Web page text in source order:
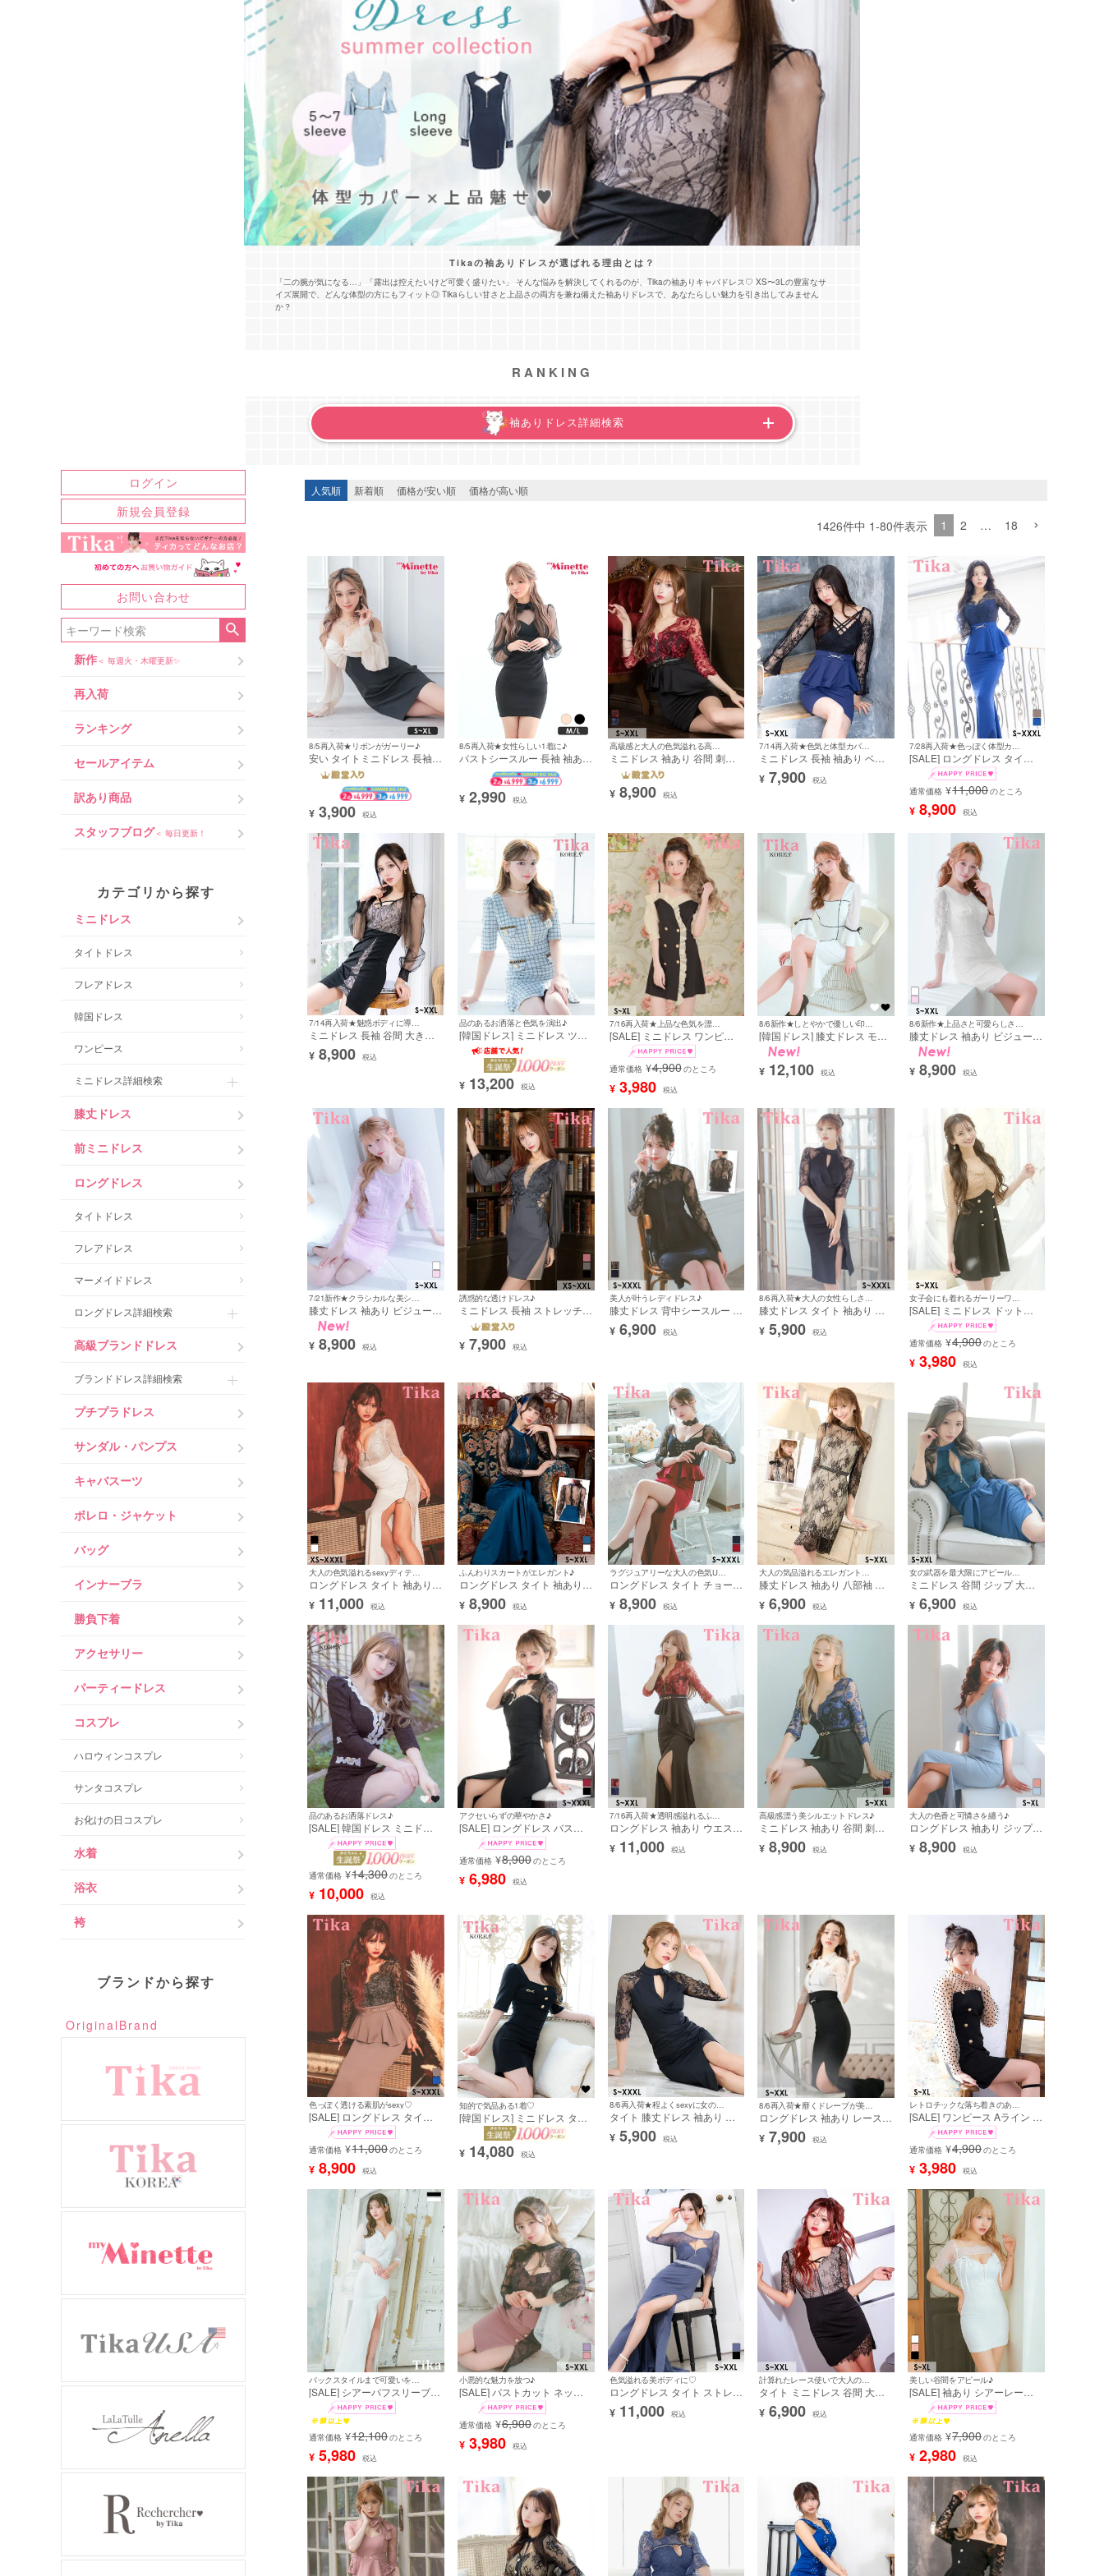
Tikaの袖ありドレスが選ばれる理由とは？
「二の腕が気になる…」「露出は控えたいけど可愛く盛りたい」 そんな悩みを解決してくれるのが、Tikaの袖ありキャバドレス♡ XS〜3Lの豊富なサ
イズ展開で、どんな体型の方にもフィット◎ Tikaらしい甘さと上品さの両方を兼ね備えた袖ありドレスで、あなたらしい魅力を引き出してみません
か？
RANKING
袖ありドレス詳細検索
袖ありドレス
BRAND
他のブランドを選ぶ
〜
ALL
モノトーン ホワイト ブラック
ネイビー ピンク ベージュ レッド
ワインレッド ブルー イエロー
XSサイズ Sサイズ Mサイズ Lサイズ XLサイズ XXLサイズ以上
殿堂入り 新作 再入荷 セール
予約商品
在庫ありのみ
在庫なし商品も表示
この条件で探す
ログイン
新規会員登録
お問い合わせ
新作＜ 毎週火・木曜更新✨
再入荷
ランキング
セールアイテム
訳あり商品
スタッフブログ＜ 毎日更新！
カテゴリから探す
ミニドレス
タイトドレス
フレアドレス
韓国ドレス
ワンピース
ミニドレス詳細検索
膝丈ドレス
前ミニドレス
ロングドレス
タイトドレス
フレアドレス
マーメイドドレス
ロングドレス詳細検索
高級ブランドドレス
ブランドドレス詳細検索
プチプラドレス
サンダル・パンプス
キャバスーツ
ボレロ・ジャケット
バッグ
インナーブラ
勝負下着
アクセサリー
パーティードレス
コスプレ
ハロウィンコスプレ
サンタコスプレ
お化けの日コスプレ
水着
浴衣
袴
ブランドから探す
OriginalBrand
人気順 新着順 価格が安い順 価格が高い順
1426件中 1-80件表示 1 2 … 18
8/5再入荷★リボンがガーリー♪
安い タイトミニドレス 長袖
谷間 大人 肩出し 二の腕カバ
ー シフォン袖 バストリボン
(せいせい着用)
¥ 3,900 税込
8/5再入荷★女性らしい1着に♪
バストシースルー 長袖 袖あり
襟付き ハートカットレース パ
フスリーブ 谷間魅せ タイトミ
ニドレス (今井アンジェリカ
着用)
¥ 2,990 税込
高級感と大人の色気溢れる高見えドレス♪
ミニドレス 袖あり 谷間 刺繍
シアーレース バストジップ ア
シメペプラム ウエストベルト
XXL 大きいサイズ タイト ミ
ニドレス (浦西ひかる着用) [tk-
¥ 8,900 税込
ミニドレス 長袖 袖あり ベル
スリーブ ブラックレース ペプ
ラム 谷間 ダブルクロスネック
(黒嵜菜々子着用) [tk-
md1280m-h]
¥ 7,900 税込
[SALE] ロングドレス タイト
長袖 袖あり ペプラム ストレ
ッチ レース セクシー 谷間 ス
リット くびれ ベルト付き 大
人 上品 お腹カバー 二の腕カ
バー 高身長 ブルー 青 4L
通常価格 ¥11,000のところ
¥ 8,900 税込
ミニドレス 長袖 谷間 大きい
サイズ 大人 レース ストレッ
チ ジップ シアースリーブ タ
¥ 8,900 税込
品のあるお洒落と色気を演出♪
[韓国ドレス] ミニドレス ツイ
ード チェック柄 チェーンボタ
ン 袖あり 五分袖 バストジッ
プ ウエストカット 裾フリル
タイト キャバドレス (黒崎み
さ着用) [tk-mdk139]
¥ 13,200 税込
7/16再入荷★上品な色気を漂わせるレトロガーリードレス♪
[SALE] ミニドレス ワンピー
ス 肩出し 二の腕カバー 胸元
フリル ダブルボタン フレア
胸元カバー 袖あり 五分袖 XL
フレア キャバドレス (愛沢え
みり着用) [tk-md6918]
通常価格 ¥4,900のところ
¥ 3,980 税込
[韓国ドレス] 膝丈ドレス モノ
トーン パフスリーブ 袖あり
七分袖 スリット お呼ばれ タ
イト キャバドレス (雨宮由乙
花着用) [tk-mdk042b]
¥ 12,100 税込
膝丈ドレス 袖あり ビジュー
総レース フェイクポケット 同
伴 胸元カバー 高身長 大人 上
品 下着のまま 高身長 XL XXL
白 タイト キャバドレス (雨宮
¥ 8,900 税込
膝丈ドレス 袖あり ビジュー
総レース フェイクポケット 同
伴 胸元カバー 高身長 大人 上
品 下着のまま 高身長 XL XXL
ラベンダー タイト キャバドレ
¥ 8,900 税込
誘惑的な透けドレス♪
ミニドレス 長袖 ストレッチ
セクシー 谷間 ヌーディーシア
ー フラワー刺繍 胸元ビジュー
くびれレースアップ 大きいサ
イズ グレー タイト XXL XSあ
¥ 7,900 税込
美人が叶うレディドレス♪
膝丈ドレス 背中シースルー 長
袖 袖あり ペプラム ネックリ
ボン レース 同伴 お腹カバー
¥ 6,900 税込
膝丈ドレス タイト 袖あり ス
トレッチ ワンピース レース
セクシー スリット 同伴 ワン
¥ 5,900 税込
[SALE] ミニドレス ドット柄
シアー 袖あり ワンピース パ
フスリーブ XXL Aライン キャ
バドレス (愛沢えみり着用) [tk-
md622]
通常価格 ¥4,900のところ
¥ 3,980 税込
ロングドレス タイト 袖あり
ストレッチ ワンピース ジップ
レース セクシー 谷間 スリッ
ラー 白 XSあり XL XXL 4L 大
きいサイズ クロスネック キャ
バドレス (横田未来着用) [tk-
ld260201a]
¥ 11,000 税込
ふんわりスカートがエレガント♪
ロングドレス タイト 袖あり
ストレッチ ジップ レース セ
クシー 谷間 シースルー バッ
ボン 二の腕カバー 黒 白 ブル
ー XL XXL 大きいサイズ キャ
バドレス (ゆりにゃ着用) [tk-
ld244709l-h]
¥ 8,900 税込
ラグジュアリーな大人の色気UP♪
ロングドレス タイト チョーカ
ー付き レース 袖あり 七分袖
レースアップ バイカラー ペプ
黒 大きいサイズ XL XXL キャ
バドレス (黒嵜菜々子着用) [tk-
¥ 8,900 税込
膝丈ドレス 袖あり 八部袖 ヌ
ーディーフラワー 総レース バ
ックリボン XL ベージュ タイ
着用) [tk-md1812002]
¥ 6,900 税込
女の武器を最大限にアピールできる♪
ミニドレス 谷間 ジップ 大き
いサイズ レース スリット 背
中魅せ ハイネック 袖あり 七
バストジップ XL XXL ブルー
キャバドレス (みゆう着用) [tk-
¥ 6,900 税込
品のあるお洒落ドレス♪
[SALE] 韓国ドレス ミニドレ
ス 袖あり パイピング モノト
ーン ニット ストレッチ タイ
ト 黒 キャバドレス (黒崎みさ
着用) [tk-mdk889-907a]
通常価格 ¥14,300のところ
¥ 10,000 税込
アクセいらずの華やかさ♪
[SALE] ロングドレス バスト
カット ビジュー 袖あり 五分
袖 スリット 黒 ブラック
XXXL 大きいサイズ タイトキ
ャバドレス (門りょう着用) [tk-
ld801146]
通常価格 ¥8,900のところ
¥ 6,980 税込
ロングドレス 袖あり ウエスト
ベルト付き バストジップ シア
ーフラワー刺繍 アシメぺプラ
¥ 11,000 税込
高級感漂う美シルエットドレス♪
ミニドレス 袖あり 谷間 刺繍
シアーレース バストジップ ア
シメペプラム ウエストベルト
¥ 8,900 税込
大人の色香と可憐さを纏う♪
ロングドレス 袖あり ジップ
谷間 レース スリット ストレ
ッチ ベルト付き ベルスリーブ
¥ 8,900 税込
色っぽく透ける素肌がsexy♡
[SALE] ロングドレス タイト
長袖 袖あり ペプラム ストレ
ッチ レース セクシー 谷間 ス
リット くびれ ベルト付き 大
人 上品 お腹カバー 二の腕カ
バー 高身長 ベージュ 4L
通常価格 ¥11,000のところ
¥ 8,900 税込
知的で気品ある1着♡
[韓国ドレス] ミニドレス タイ
ト 袖あり パフスリーブ スク
エアネック ゴールドチェーン
フロントボタン ストレッチ ラ
ップ 黒 ブラック キャバドレ
mdk7062a]
¥ 14,080 税込
8/6再入荷★程よくsexyに女の武器をアピール♪
タイト 膝丈ドレス 袖あり 谷
間 大きいサイズ シンプル レ
ース 大人 スリット 上品 ハイ
¥ 5,900 税込
ロングドレス 袖あり レース
大人 モノトーン 五分袖 スリ
ット 胸元カバー ハイネックリ
¥ 7,900 税込
[SALE] ワンピース Aライン ミ
ニドレス 長袖 上品 ハイネッ
ク ドット柄 パフスリーブ ダ
ブルボタン 胸元カバー シアー
スリーブ 同伴 キャバドレス
(雨宮由乙花着用)
通常価格 ¥4,900のところ
¥ 3,980 税込
[SALE] シアーパフスリーブ
袖あり 五分袖 ツイストネック
バストカット ストレッチ 谷間
魅せ タイトロングドレス (Sサ
イズ～XXLサイズ) (黒嵜菜々
子/キャバドレス着用)
通常価格 ¥12,100のところ
¥ 5,980 税込
小悪的な魅力を放つ♪
[SALE] バストカット ネック
リボン ウエストベルト付き ペ
プラム アシメ 袖あり 五分袖
谷間魅せ タイトミニドレス (S
サイズ～XXLサイズ) (黒嵜
菜々子/キャバドレス着用)
通常価格 ¥6,900のところ
¥ 3,980 税込
色気溢れる美ボディに♡
ロングドレス タイト ストレッ
チ 袖あり ジップ レース セク
シー 谷間 スリット 二の腕カ
¥ 11,000 税込
タイト ミニドレス 谷間 大き
いサイズ レース 大人 ジップ
レース 袖あり 五部袖 ジップ
¥ 6,900 税込
美しい谷間をアピール♪
[SALE] 袖あり シアーレース
リボン バストカット ジップ
総レース 谷間魅せ タイトミニ
ドレス (Sサイズ～XLサイズ)
(重川茉弥/キャバドレス着用)
通常価格 ¥7,900のところ
¥ 2,980 税込